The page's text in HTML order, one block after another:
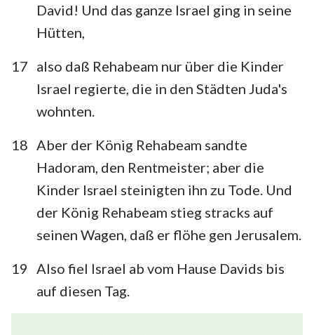
David! Und das ganze Israel ging in seine
Hütten,
17 also daß Rehabeam nur über die Kinder
Israel regierte, die in den Städten Juda's
wohnten.
18 Aber der König Rehabeam sandte
Hadoram, den Rentmeister; aber die
Kinder Israel steinigten ihn zu Tode. Und
der König Rehabeam stieg stracks auf
seinen Wagen, daß er flöhe gen Jerusalem.
19
Also fiel Israel ab vom Hause Davids bis
auf diesen Tag.